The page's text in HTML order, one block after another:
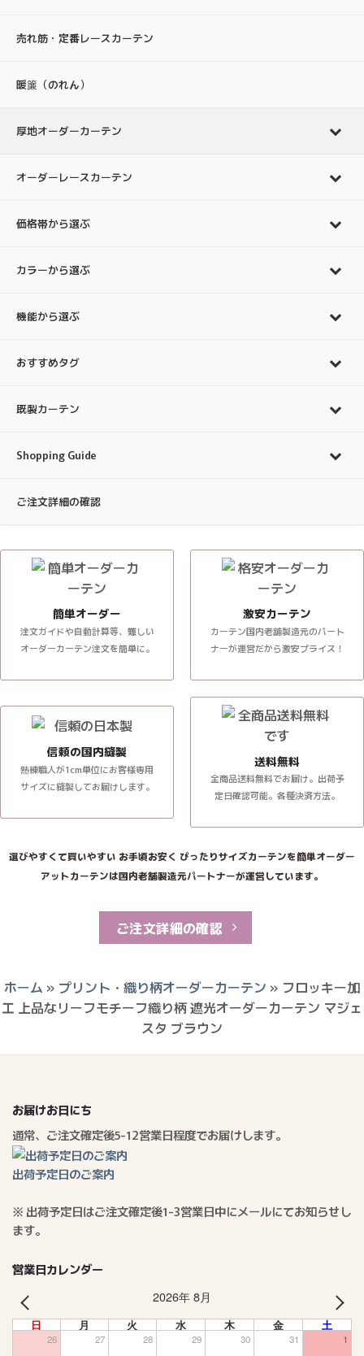
売れ筋・定番レースカーテン
暖簾（のれん）
厚地オーダーカーテン
オーダーレースカーテン
価格帯から選ぶ
カラーから選ぶ
機能から選ぶ
おすすめタグ
既製カーテン
Shopping Guide
ご注文詳細の確認
簡単オーダー
注文ガイドや自動計算等、難しい
オーダーカーテン注文を簡単に。
激安カーテン
カーテン国内老舗製造元のパート
ナーが運営だから激安プライス！
信頼の国内縫製
熟練職人が1cm単位にお客様専用
サイズに縫製してお届けします。
送料無料
全商品送料無料でお届け。出荷予
定日確認可能。各種決済方法。
選びやすくて買いやすい お手頃お安く ぴったりサイズカーテンを簡単オーダー
アットカーテンは国内老舗製造元パートナーが運営しています。
ご注文詳細の確認
ホーム » プリント・織り柄オーダーカーテン » フロッキー加
工 上品なリーフモチーフ織り柄 遮光オーダーカーテン マジェ
スタ ブラウン
お届けお日にち
通常、ご注文確定後5-12営業日程度でお届けします。
出荷予定日のご案内
※ 出荷予定日はご注文確定後1-3営業日中にメールにてお知らせし
ます。
営業日カレンダー
2026年 8月
日 月 火 水 木 金 土
26 27 28 29 30 31 1